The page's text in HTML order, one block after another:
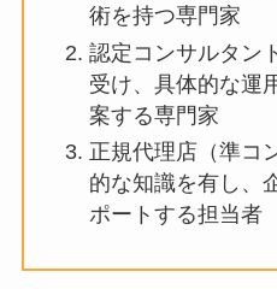
術を持つ専門家
認定コンサルタン
受け、具体的な運
案する専門家
正規代理店（準コ
的な知識を有し、
ポートする担当者